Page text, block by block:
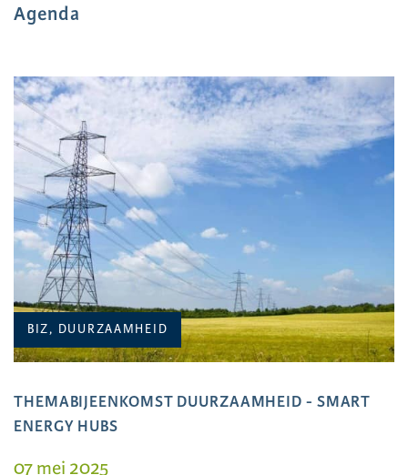
Agenda
BIZ, DUURZAAMHEID
THEMABIJEENKOMST DUURZAAMHEID - SMART
ENERGY HUBS
07 mei 2025